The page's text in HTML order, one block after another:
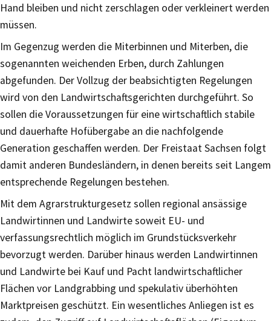
Hand bleiben und nicht zerschlagen oder verkleinert werden
müssen.
Im Gegenzug werden die Miterbinnen und Miterben, die
sogenannten weichenden Erben, durch Zahlungen
abgefunden. Der Vollzug der beabsichtigten Regelungen
wird von den Landwirtschaftsgerichten durchgeführt. So
sollen die Voraussetzungen für eine wirtschaftlich stabile
und dauerhafte Hofübergabe an die nachfolgende
Generation geschaffen werden. Der Freistaat Sachsen folgt
damit anderen Bundesländern, in denen bereits seit Langem
entsprechende Regelungen bestehen.
Mit dem Agrarstrukturgesetz sollen regional ansässige
Landwirtinnen und Landwirte soweit EU- und
verfassungsrechtlich möglich im Grundstücksverkehr
bevorzugt werden. Darüber hinaus werden Landwirtinnen
und Landwirte bei Kauf und Pacht landwirtschaftlicher
Flächen vor Landgrabbing und spekulativ überhöhten
Marktpreisen geschützt. Ein wesentliches Anliegen ist es